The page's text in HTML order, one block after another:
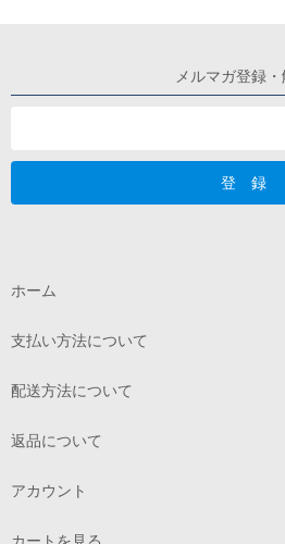
メルマガ登録
ホーム
支払い方法について
配送方法について
返品について
アカウント
カートを見る